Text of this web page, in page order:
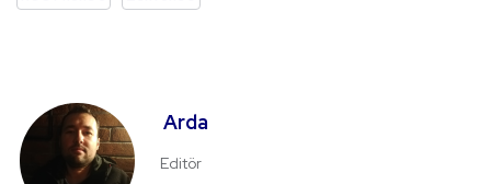
Arda
Editör